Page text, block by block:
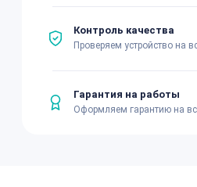
Контроль качества
Проверяем устройство на
Гарантия на работы
Оформляем гарантию на